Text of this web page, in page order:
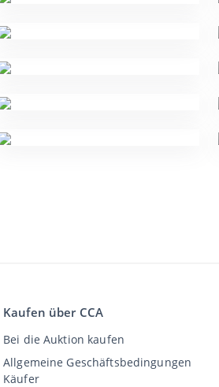
Kaufen über CCA
Bei die Auktion kaufen
Allgemeine Geschäftsbedingungen
Käufer